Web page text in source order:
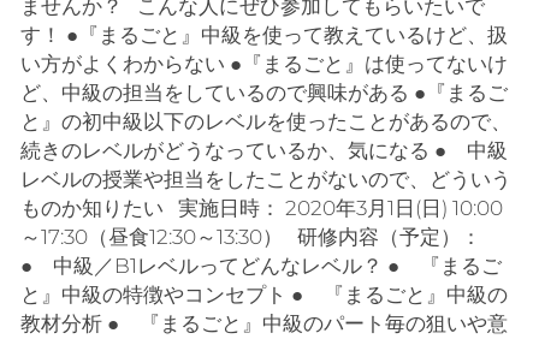
ませんか？ こんな人にぜひ参加してもらいたいで
す！ ●『まるごと』中級を使って教えているけど、扱
い方がよくわからない ●『まるごと』は使ってないけ
ど、中級の担当をしているので興味がある ●『まるご
と』の初中級以下のレベルを使ったことがあるので、
続きのレベルがどうなっているか、気になる ● 中級
レベルの授業や担当をしたことがないので、どういう
ものか知りたい 実施日時： 2020年3月1日(日) 10:00
～17:30（昼食12:30～13:30） 研修内容（予定）：
● 中級／B1レベルってどんなレベル？ ● 『まるご
と』中級の特徴やコンセプト ● 『まるごと』中級の
教材分析 ● 『まるごと』中級のパート毎の狙いや意